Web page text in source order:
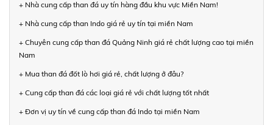
+ Nhà cung cấp than đá uy tín hàng đầu khu vực Miền Nam!
+ Nhà cung cấp than Indo giá rẻ uy tín tại miền Nam
+ Chuyên cung cấp than đá Quảng Ninh giá rẻ chất lượng cao tại miền
Nam
+ Mua than đá đốt lò hơi giá rẻ, chất lượng ở đâu?
+ Cung cấp than đá các loại giá rẻ với chất lượng tốt nhất
+ Đơn vị uy tín về cung cấp than đá Indo tại miền Nam